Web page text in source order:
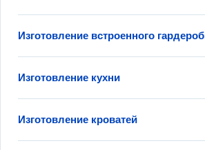
Изготовление встроенного
Изготовление кухни
Изготовление кроватей